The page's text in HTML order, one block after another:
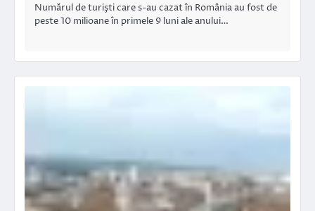
Numărul de turişti care s-au cazat în România au fost de
peste 10 milioane în primele 9 luni ale anului…